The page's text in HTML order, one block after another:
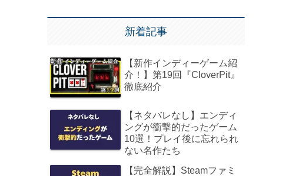
新着記事
【新作インディーゲーム紹
介！】第19回『CloverPit』
徹底紹介
【ネタバレなし】エンディ
ングが衝撃的だったゲーム
10選！プレイ後に忘れられ
ない名作たち
【完全解説】Steamファミ